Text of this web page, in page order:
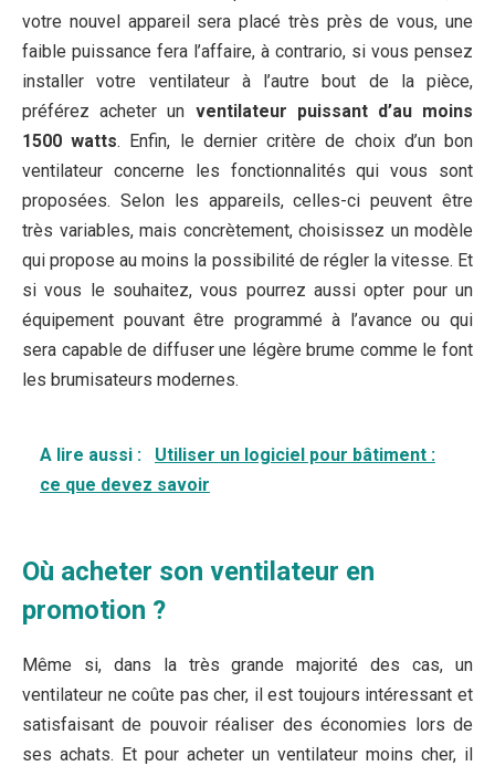
votre nouvel appareil sera placé très près de vous, une
faible puissance fera l’affaire, à contrario, si vous pensez
installer votre ventilateur à l’autre bout de la pièce,
préférez acheter un ventilateur puissant d’au moins
1500 watts. Enfin, le dernier critère de choix d’un bon
ventilateur concerne les fonctionnalités qui vous sont
proposées. Selon les appareils, celles-ci peuvent être
très variables, mais concrètement, choisissez un modèle
qui propose au moins la possibilité de régler la vitesse. Et
si vous le souhaitez, vous pourrez aussi opter pour un
équipement pouvant être programmé à l’avance ou qui
sera capable de diffuser une légère brume comme le font
les brumisateurs modernes.
A lire aussi :
Utiliser un logiciel pour bâtiment :
ce que devez savoir
Où acheter son ventilateur en
promotion ?
Même si, dans la très grande majorité des cas, un
ventilateur ne coûte pas cher, il est toujours intéressant et
satisfaisant de pouvoir réaliser des économies lors de
ses achats. Et pour acheter un ventilateur moins cher, il